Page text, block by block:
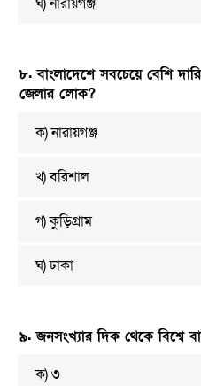
৮. বাংলাদেশে সবচেয়ে বেশি
জেলার লোক?
ক) নারায়গঞ্জ
খ) বরিশাল
গ) কুড়িগ্রাম
ঘ) ঢাকা
৯. জনসংখ্যার দিক থেকে বিশ্বে
ক) ৩